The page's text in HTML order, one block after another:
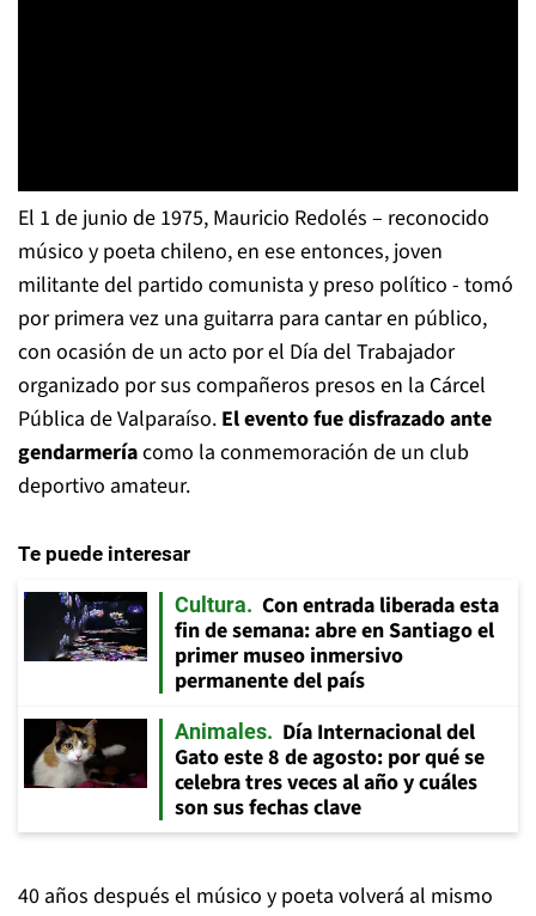
El 1 de junio de 1975, Mauricio Redolés – reconocido
músico y poeta chileno, en ese entonces, joven
militante del partido comunista y preso político - tomó
por primera vez una guitarra para cantar en público,
con ocasión de un acto por el Día del Trabajador
organizado por sus compañeros presos en la Cárcel
Pública de Valparaíso. El evento fue disfrazado ante
gendarmeríacomo la conmemoración de un club
deportivo amateur.
Te puede interesar
Cultura
Con entrada liberada esta
fin de semana: abre en Santiago el
primer museo inmersivo
permanente del país
Animales
Día Internacional del
Gato este 8 de agosto: por qué se
celebra tres veces al año y cuáles
son sus fechas clave
40 años después el músico y poeta volverá al mismo